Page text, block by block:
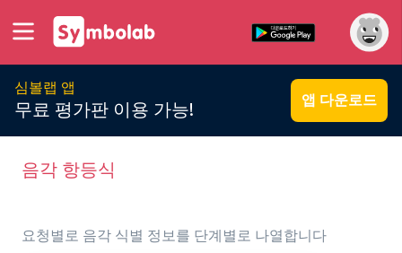
심볼랩 앱
무료 평가판 이용 가능! 앱 다운로드
음각 항등식
요청별로 음각 식별 정보를 단계별로 나열합니다